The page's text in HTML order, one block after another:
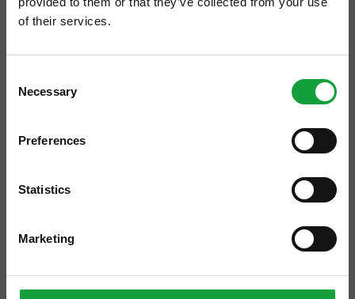
of their services.
Selection
Necessary
Preferences
Statistics
Marketing
Consegnato a Don Luigi Ciotti di Libera Terra
A pochi anni dalla scomparsa del giornalista
anni proprio il 4 Maggio), a Provaglio di Iseo
Gregorio), numerosi colleghi della stampa
consegna del 1° Premio in suo ricordo.
ISCRIVITI ALLA NEWSLETTER
Resta aggiornato su tutte le ultime novita nel campo